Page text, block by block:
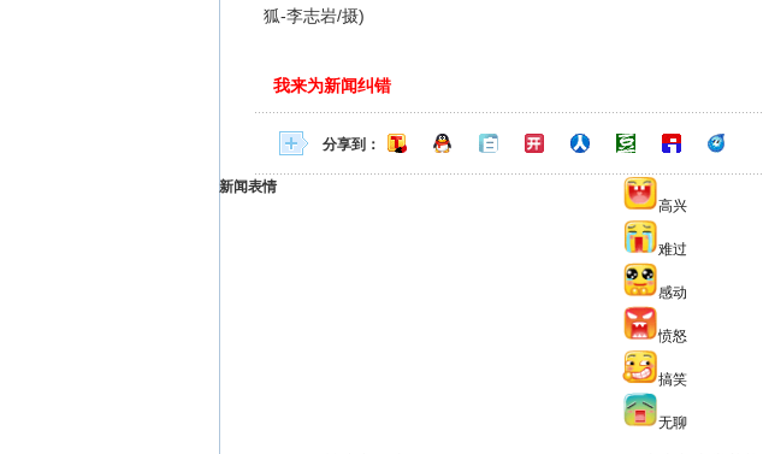
狐-李志岩/摄)
我来为新闻纠错
分享到：
新闻表情
高兴
难过
感动
愤怒
搞笑
无聊